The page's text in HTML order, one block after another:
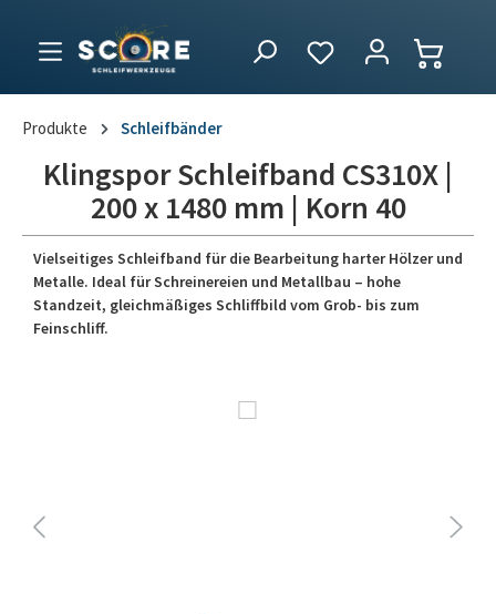
Produkte Schleifbänder
Klingspor Schleifband CS310X |
200 x 1480 mm | Korn 40
Vielseitiges Schleifband für die Bearbeitung harter Hölzer und
Metalle. Ideal für Schreinereien und Metallbau – hohe
Standzeit, gleichmäßiges Schliffbild vom Grob- bis zum
Feinschliff.